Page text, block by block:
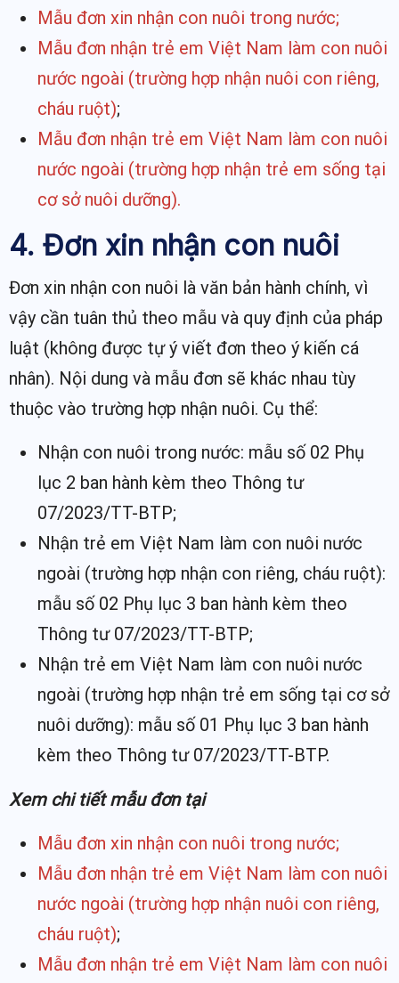
Mẫu đơn xin nhận con nuôi trong nước;
Mẫu đơn nhận trẻ em Việt Nam làm con nuôi
nước ngoài (trường hợp nhận nuôi con riêng,
cháu ruột);
Mẫu đơn nhận trẻ em Việt Nam làm con nuôi
nước ngoài (trường hợp nhận trẻ em sống tại
cơ sở nuôi dưỡng).
4. Đơn xin nhận con nuôi
Đơn xin nhận con nuôi là văn bản hành chính, vì
vậy cần tuân thủ theo mẫu và quy định của pháp
luật (không được tự ý viết đơn theo ý kiến cá
nhân). Nội dung và mẫu đơn sẽ khác nhau tùy
thuộc vào trường hợp nhận nuôi. Cụ thể:
Nhận con nuôi trong nước: mẫu số 02 Phụ
lục 2 ban hành kèm theo Thông tư
07/2023/TT-BTP;
Nhận trẻ em Việt Nam làm con nuôi nước
ngoài (trường hợp nhận con riêng, cháu ruột):
mẫu số 02 Phụ lục 3 ban hành kèm theo
Thông tư 07/2023/TT-BTP;
Nhận trẻ em Việt Nam làm con nuôi nước
ngoài (trường hợp nhận trẻ em sống tại cơ sở
nuôi dưỡng): mẫu số 01 Phụ lục 3 ban hành
kèm theo Thông tư 07/2023/TT-BTP.
Xem chi tiết mẫu đơn tại
Mẫu đơn xin nhận con nuôi trong nước;
Mẫu đơn nhận trẻ em Việt Nam làm con nuôi
nước ngoài (trường hợp nhận nuôi con riêng,
cháu ruột);
Mẫu đơn nhận trẻ em Việt Nam làm con nuôi